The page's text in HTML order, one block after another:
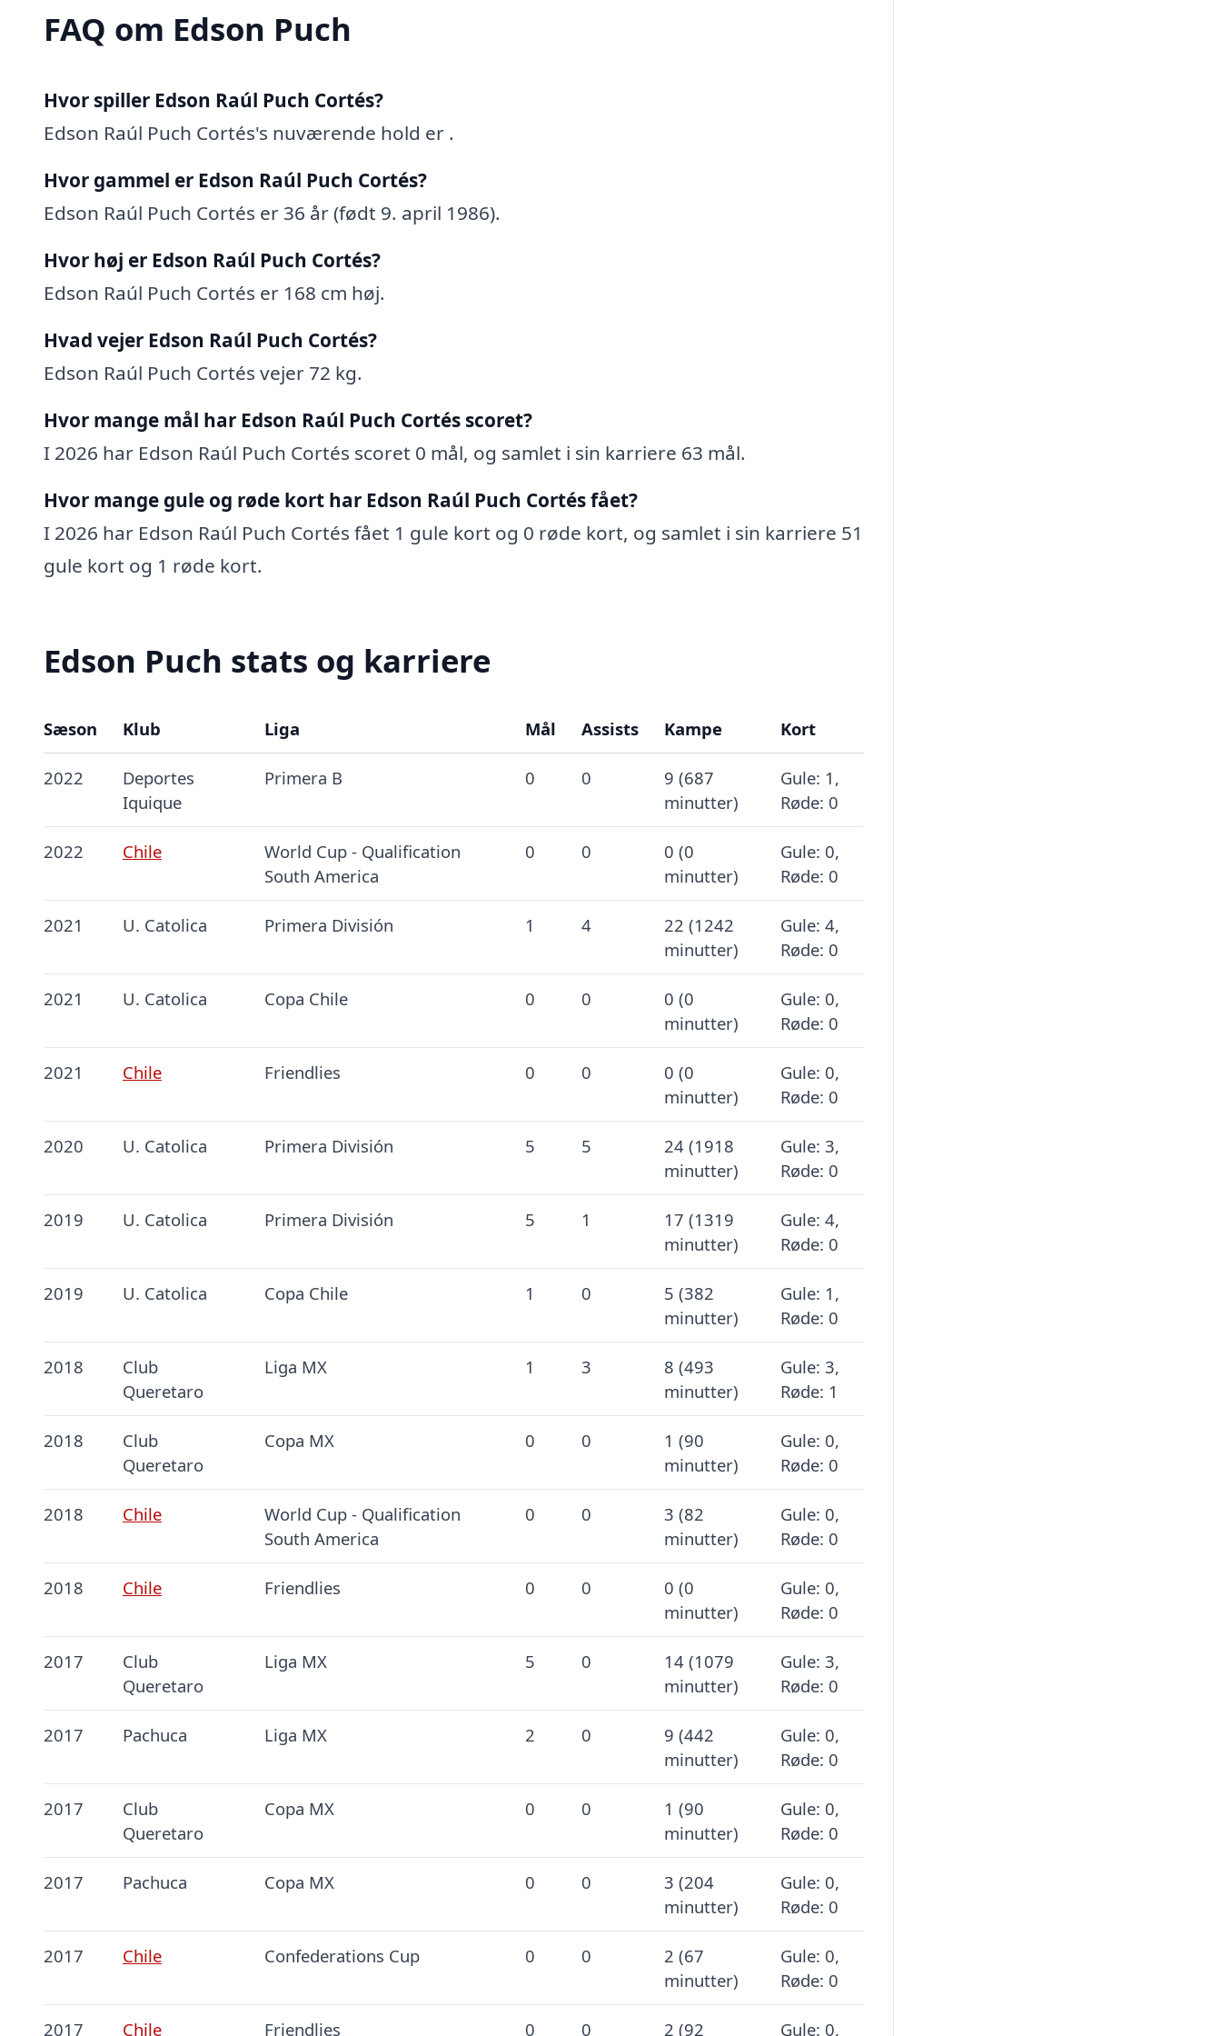
FAQ om Edson Puch
Hvor spiller Edson Raúl Puch Cortés?
Edson Raúl Puch Cortés's nuværende hold er .
Hvor gammel er Edson Raúl Puch Cortés?
Edson Raúl Puch Cortés er 36 år (født 9. april 1986).
Hvor høj er Edson Raúl Puch Cortés?
Edson Raúl Puch Cortés er 168 cm høj.
Hvad vejer Edson Raúl Puch Cortés?
Edson Raúl Puch Cortés vejer 72 kg.
Hvor mange mål har Edson Raúl Puch Cortés scoret?
I 2026 har Edson Raúl Puch Cortés scoret 0 mål, og samlet i sin karriere 63 mål.
Hvor mange gule og røde kort har Edson Raúl Puch Cortés fået?
I 2026 har Edson Raúl Puch Cortés fået 1 gule kort og 0 røde kort, og samlet i sin karriere 51
gule kort og 1 røde kort.
Edson Puch stats og karriere
Sæson Klub Liga Mål Assists Kampe Kort
2022
Deportes
Iquique
Primera B 0 0
9 (687
minutter)
Gule: 1,
Røde: 0
2022 Chile
World Cup - Qualification
South America
0 0
0 (0
minutter)
Gule: 0,
Røde: 0
2021 U. Catolica Primera División 1 4
22 (1242
minutter)
Gule: 4,
Røde: 0
2021 U. Catolica Copa Chile 0 0
0 (0
minutter)
Gule: 0,
Røde: 0
2021 Chile Friendlies 0 0
0 (0
minutter)
Gule: 0,
Røde: 0
2020 U. Catolica Primera División 5 5
24 (1918
minutter)
Gule: 3,
Røde: 0
2019 U. Catolica Primera División 5 1
17 (1319
minutter)
Gule: 4,
Røde: 0
2019 U. Catolica Copa Chile 1 0
5 (382
minutter)
Gule: 1,
Røde: 0
2018
Club
Queretaro
Liga MX 1 3
8 (493
minutter)
Gule: 3,
Røde: 1
2018
Club
Queretaro
Copa MX 0 0
1 (90
minutter)
Gule: 0,
Røde: 0
2018 Chile
World Cup - Qualification
South America
0 0
3 (82
minutter)
Gule: 0,
Røde: 0
2018 Chile Friendlies 0 0
0 (0
minutter)
Gule: 0,
Røde: 0
2017
Club
Queretaro
Liga MX 5 0
14 (1079
minutter)
Gule: 3,
Røde: 0
2017 Pachuca Liga MX 2 0
9 (442
minutter)
Gule: 0,
Røde: 0
2017
Club
Queretaro
Copa MX 0 0
1 (90
minutter)
Gule: 0,
Røde: 0
2017 Pachuca Copa MX 0 0
3 (204
minutter)
Gule: 0,
Røde: 0
2017 Chile Confederations Cup 0 0
2 (67
minutter)
Gule: 0,
Røde: 0
2017 Chile Friendlies 0 0 2 (92 Gule: 0,